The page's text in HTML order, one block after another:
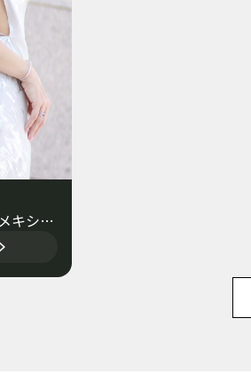
【シンガポール】メキシコ出身モデル♪